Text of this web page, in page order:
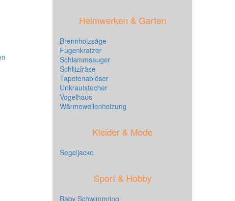
Heimwerken & Garten
Brennholzsäge
Fugenkratzer
Schlammsauger
Schlitzfräse
Tapetenablöser
Unkrautstecher
Vogelhaus
Wärmewellenheizung
Kleider & Mode
Segeljacke
Sport & Hobby
Baby Schwimmring